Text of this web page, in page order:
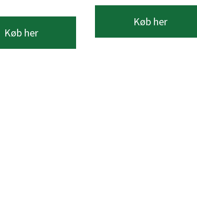
Køb her
Køb her